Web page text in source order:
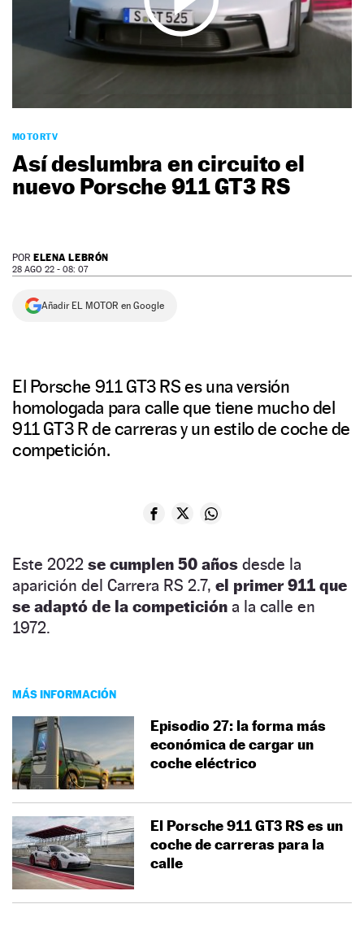
MOTORTV
Así deslumbra en circuito el
nuevo Porsche 911 GT3 RS
POR ELENA LEBRÓN
28 AGO 22 - 08: 07
Añadir EL MOTOR en Google
El Porsche 911 GT3 RS es una versión
homologada para calle que tiene mucho del
911 GT3 R de carreras y un estilo de coche de
competición.
Este 2022 se cumplen 50 años desde la
aparición del Carrera RS 2.7, el primer 911 que
se adaptó de la competición a la calle en
1972.
MÁS INFORMACIÓN
Episodio 27: la forma más
económica de cargar un
coche eléctrico
El Porsche 911 GT3 RS es un
coche de carreras para la
calle